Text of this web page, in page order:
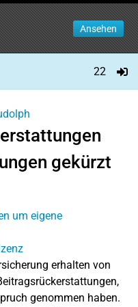
Ansehen
22
gekürzt
erhalten von
genommen haben.